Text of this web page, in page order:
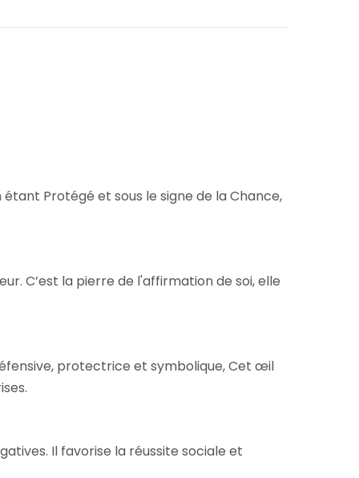
Protégé et sous le signe de la Chance,
C’est la pierre de l'affirmation de soi, elle
protectrice et symbolique, Cet œil
Il favorise la réussite sociale et